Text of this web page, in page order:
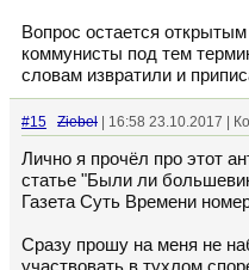
Вопрос остается
коммунисты под тем
словам извратили и
#15 Ziebel | 16:58 23.10.2017 |
Лично я прочёл про этот
статье "Были ли
Газета Суть Времени
Сразу прошу на меня не